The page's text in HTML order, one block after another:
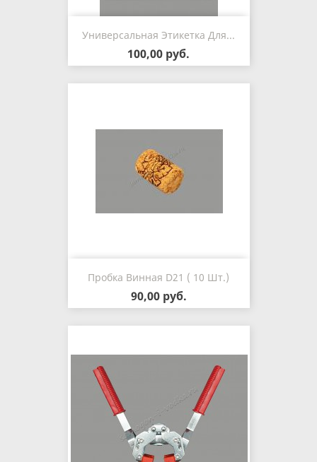
Универсальная Этикетка Для...
100,00 руб.
Пробка Винная D21 ( 10 Шт.)
90,00 руб.